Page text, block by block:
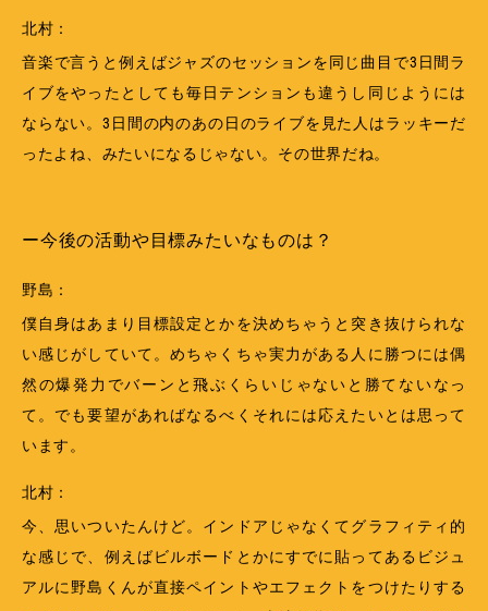
北村：
音楽で言うと例えばジャズのセッションを同じ曲目で3日間ラ
イブをやったとしても毎日テンションも違うし同じようには
ならない。3日間の内のあの日のライブを見た人はラッキーだ
ったよね、みたいになるじゃない。その世界だね。
ー今後の活動や目標みたいなものは？
野島：
僕自身はあまり目標設定とかを決めちゃうと突き抜けられな
い感じがしていて。めちゃくちゃ実力がある人に勝つには偶
然の爆発力でバーンと飛ぶくらいじゃないと勝てないなっ
て。でも要望があればなるべくそれには応えたいとは思って
います。
北村：
今、思いついたんけど。インドアじゃなくてグラフィティ的
な感じで、例えばビルボードとかにすでに貼ってあるビジュ
アルに野島くんが直接ペイントやエフェクトをつけたりする